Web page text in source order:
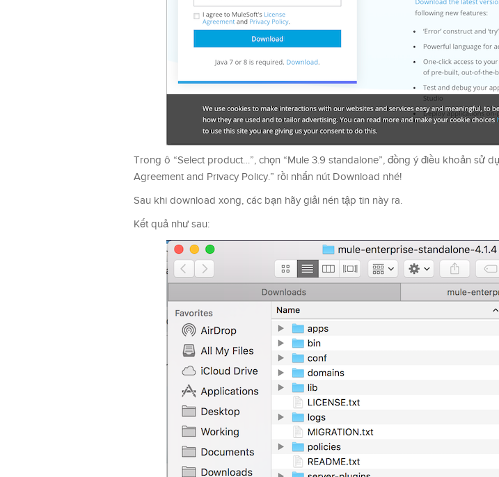
Trong ô “Select product…”, chọn “Mule 3.9 standalone”, đồng ý điều khoản sử
Agreement and Privacy Policy.” rồi nhấn nút Download nhé!
Sau khi download xong, các bạn hãy giải nén tập tin này ra.
Kết quả như sau: